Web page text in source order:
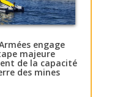
engage
majeure
de la capacité
des mines